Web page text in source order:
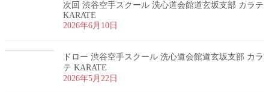
次回 渋谷空手スクール 洗心道会館道玄坂支部 カラテ
KARATE
2026年6月10日
ドロー 渋谷空手スクール 洗心道会館道玄坂支部 カラ
テ KARATE
2026年5月22日